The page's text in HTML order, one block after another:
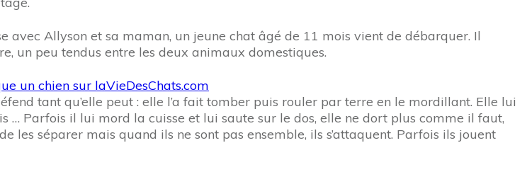
avec Allyson et sa maman, un jeune chat âgé de 11 mois vient de débarquer. Il
un peu tendus entre les deux animaux domestiques.
tant qu’elle peut : elle l’a fait tomber puis rouler par terre en le mordillant. Elle lui
… Parfois il lui mord la cuisse et lui saute sur le dos, elle ne dort plus comme il faut,
séparer mais quand ils ne sont pas ensemble, ils s’attaquent. Parfois ils jouent